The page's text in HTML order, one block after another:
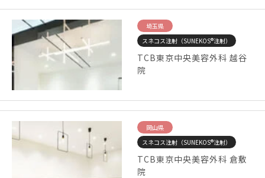
埼玉県
スネコス注射（SUNEKOS®注射）
TCB東京中央美容外科 越谷
院
岡山県
スネコス注射（SUNEKOS®注射）
TCB東京中央美容外科 倉敷
院